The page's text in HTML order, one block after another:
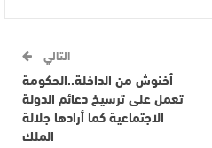
التالي
أخنوش من الداخلة..الحكومة
تعمل على ترسيخ دعائم الدولة
الاجتماعية كما أرادها جلالة
الملك